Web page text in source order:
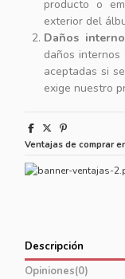
producto o
exterior del
Daños
daños
aceptadas si
exige nuestro
Ventajas de comprar
Descripción
Opiniones(0)